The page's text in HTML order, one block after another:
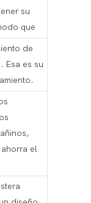
su
que
de
Esa es su
ahorra el